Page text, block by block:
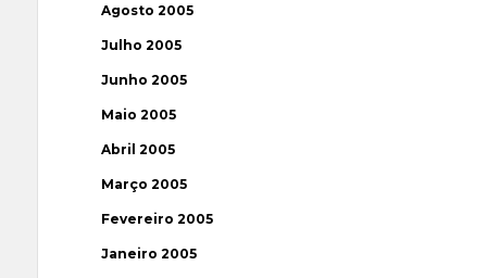
Agosto 2005
Julho 2005
Junho 2005
Maio 2005
Abril 2005
Março 2005
Fevereiro 2005
Janeiro 2005